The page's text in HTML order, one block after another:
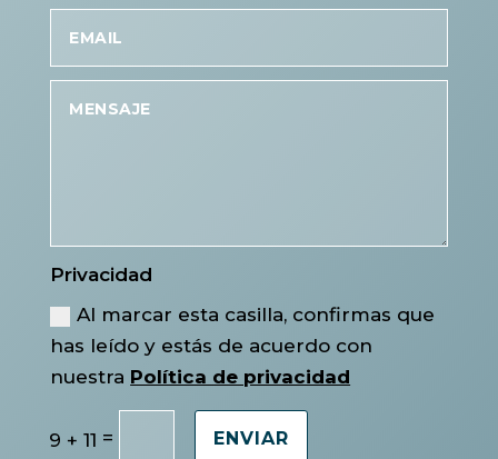
Privacidad
Al marcar esta casilla, confirmas que
has leído y estás de acuerdo con
nuestra Política de privacidad
9 + 11 = ENVIAR